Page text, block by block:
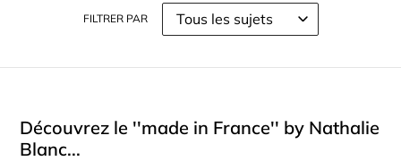
FILTRER PAR
Découvrez le ''made in France'' by Nathalie
Blanc...